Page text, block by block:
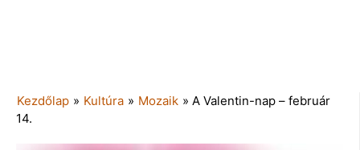
Kezdőlap » Kultúra » Mozaik » A Valentin-nap – február
14.